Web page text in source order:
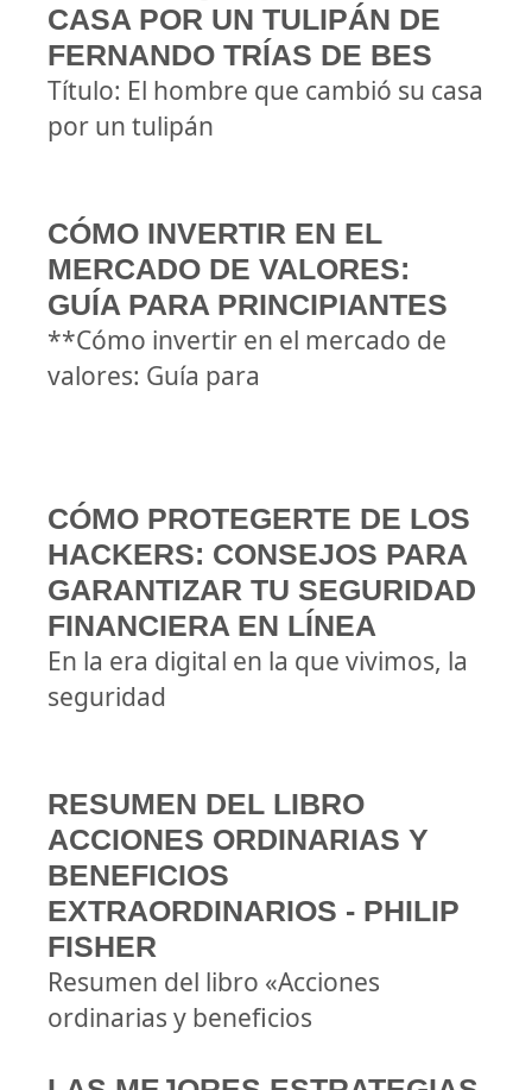
CASA POR UN TULIPÁN DE
FERNANDO TRÍAS DE BES
Título: El hombre que cambió su casa
por un tulipán
CÓMO INVERTIR EN EL
MERCADO DE VALORES:
GUÍA PARA PRINCIPIANTES
**Cómo invertir en el mercado de
valores: Guía para
CÓMO PROTEGERTE DE LOS
HACKERS: CONSEJOS PARA
GARANTIZAR TU SEGURIDAD
FINANCIERA EN LÍNEA
En la era digital en la que vivimos, la
seguridad
RESUMEN DEL LIBRO
ACCIONES ORDINARIAS Y
BENEFICIOS
EXTRAORDINARIOS - PHILIP
FISHER
Resumen del libro «Acciones
ordinarias y beneficios